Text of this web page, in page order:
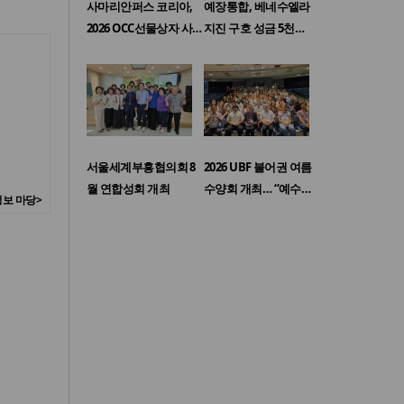
마당>
사마리안퍼스 코리아,
2026 OCC선물상자 사…
예장통합, 베네수엘라
지진 구호 성금 5천…
서울세계부흥협의회 8
월 연합성회 개최
2026 UBF 불어권 여름
수양회 개최… “예수…